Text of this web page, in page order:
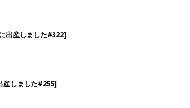
出産しました#322]
産しました#255]